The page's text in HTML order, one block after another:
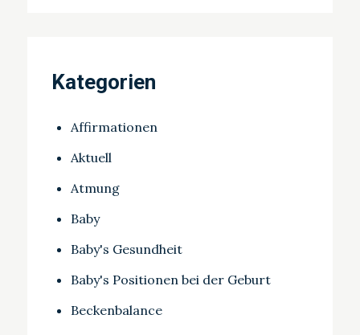
Kategorien
Affirmationen
Aktuell
Atmung
Baby
Baby's Gesundheit
Baby's Positionen bei der Geburt
Beckenbalance